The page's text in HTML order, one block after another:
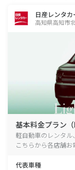
日産レンタ
高知県高知市
基本料金プラン（
軽自動車のレンタル
こちらから各店舗お
代表車種